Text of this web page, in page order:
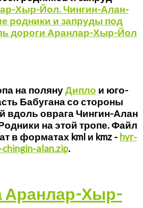
Хыр-Йол. Чингин-Алан-
родники и запруды под
дороги Аранлар-Хыр-Йол
на полянуДипло и юго-
Бабугана со стороны
вдоль оврага Чингин-Алан
на этой тропе. Файл
в форматах kml и kmz - hyr-
alan.zip.